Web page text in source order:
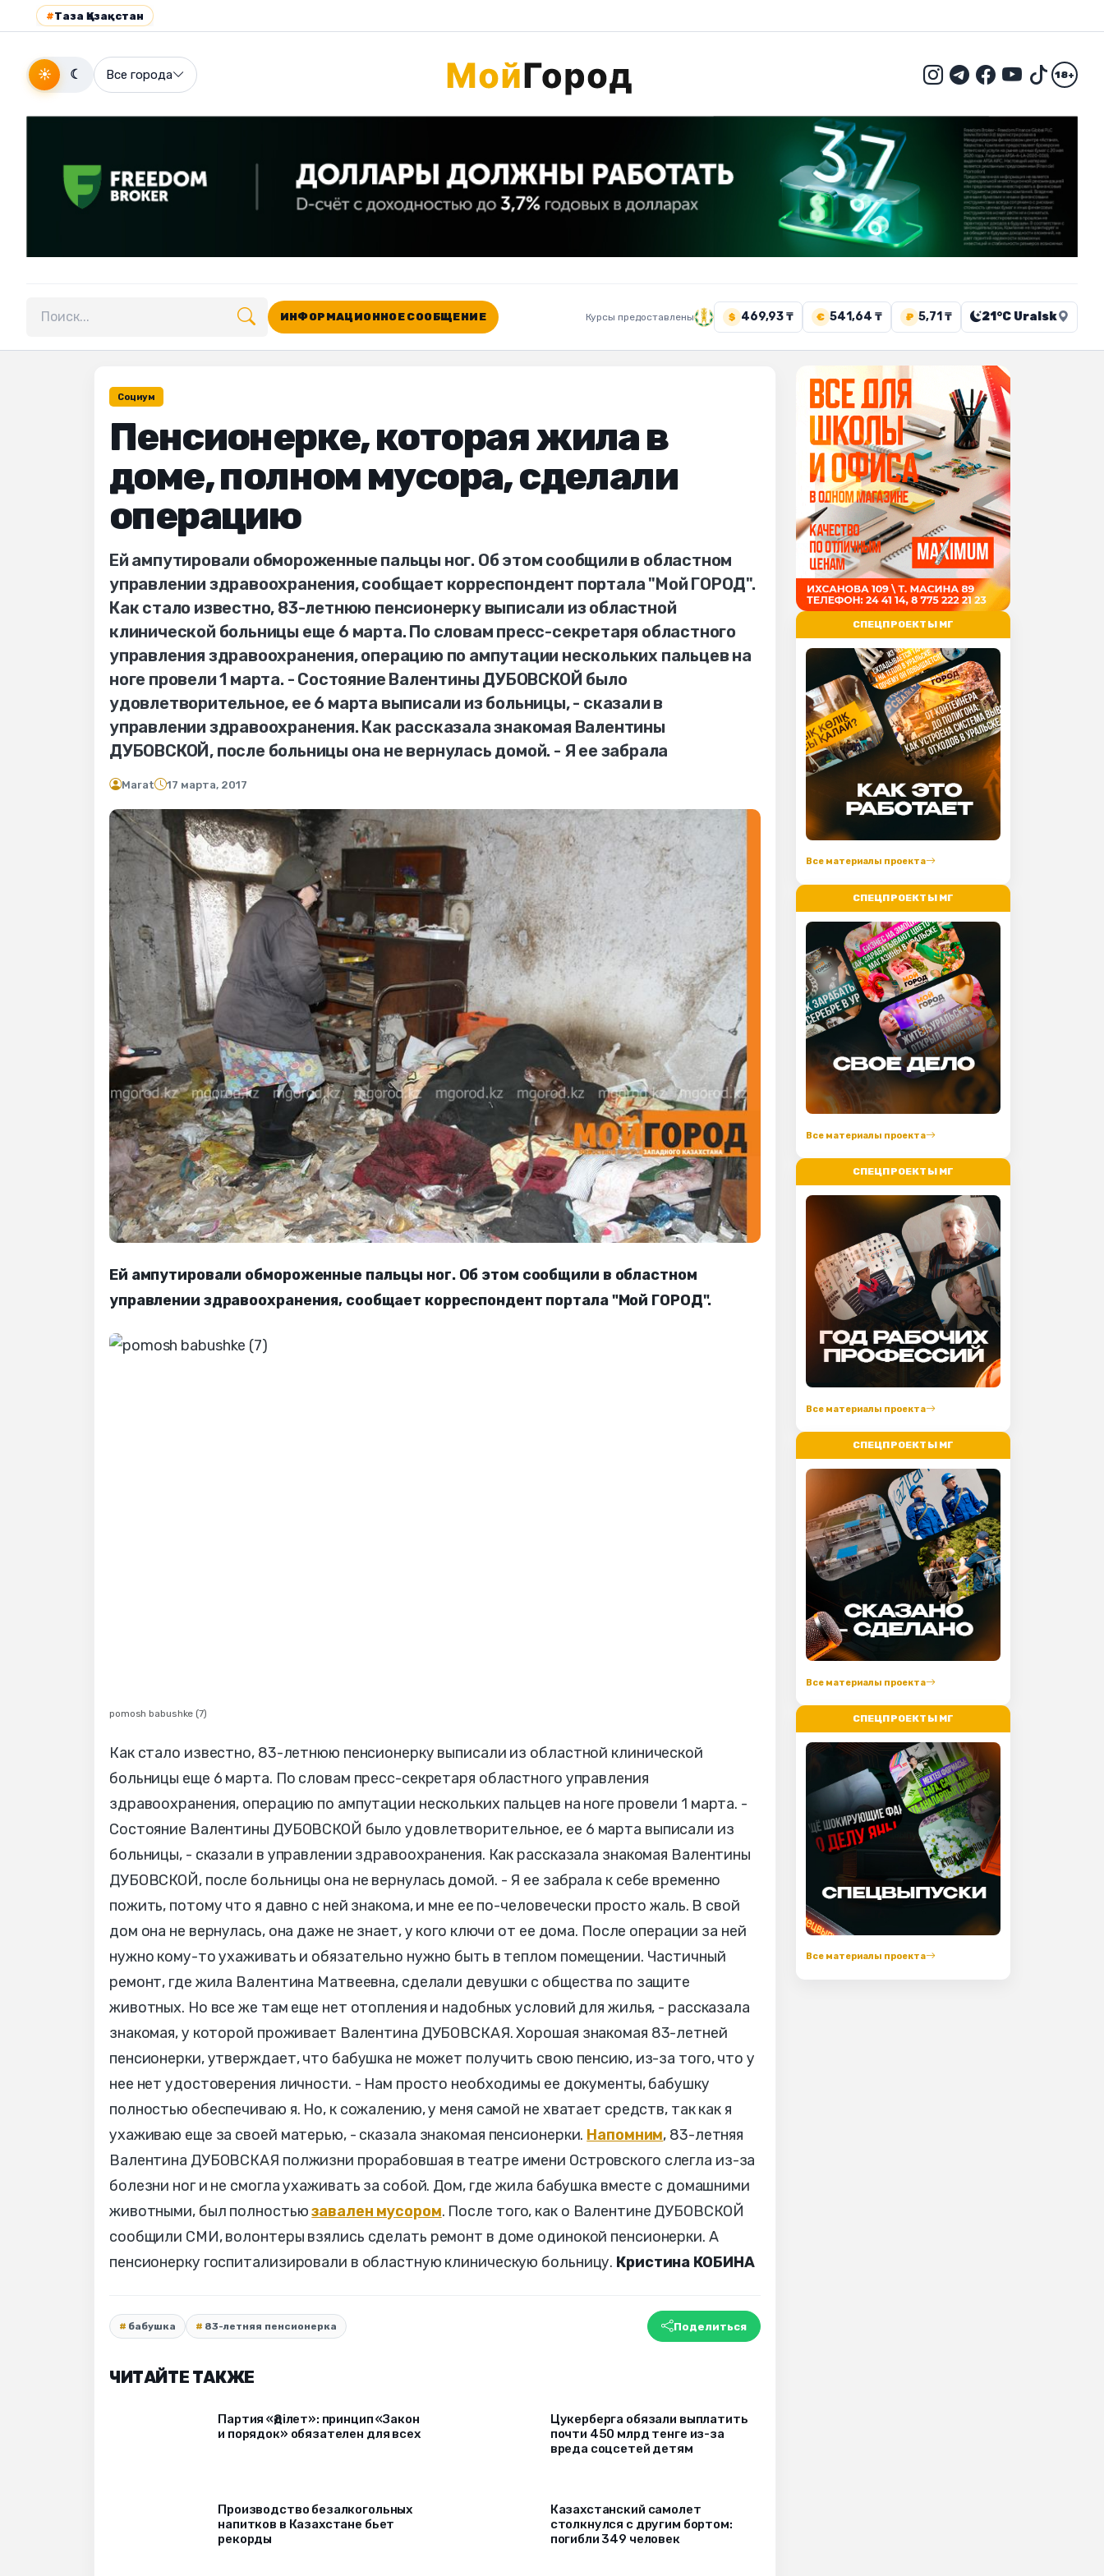
#Таза Қазақстан
☀ ☾ Все города 18+
Поиск по сайту
ИНФОРМАЦИОННОЕ СООБЩЕНИЕ Курсы предоставлены $ 469,93 ₸ € 541,64 ₸ ₽ 5,71 ₸ 21°C Uralsk
Социум
Пенсионерке, которая жила в
доме, полном мусора, сделали
операцию
Ей ампутировали обмороженные пальцы ног. Об этом сообщили в областном
управлении здравоохранения, сообщает корреспондент портала "Мой ГОРОД".
Как стало известно, 83-летнюю пенсионерку выписали из областной
клинической больницы еще 6 марта. По словам пресс-секретаря областного
управления здравоохранения, операцию по ампутации нескольких пальцев на
ноге провели 1 марта. - Состояние Валентины ДУБОВСКОЙ было
удовлетворительное, ее 6 марта выписали из больницы, - сказали в
управлении здравоохранения. Как рассказала знакомая Валентины
ДУБОВСКОЙ, после больницы она не вернулась домой. - Я ее забрала
Marat 17 марта, 2017
Ей ампутировали обмороженные пальцы ног. Об этом сообщили в областном
управлении здравоохранения, сообщает корреспондент портала "Мой ГОРОД".
pomosh babushke (7)
Как стало известно, 83-летнюю пенсионерку выписали из областной клинической
больницы еще 6 марта. По словам пресс-секретаря областного управления
здравоохранения, операцию по ампутации нескольких пальцев на ноге провели 1 марта. -
Состояние Валентины ДУБОВСКОЙ было удовлетворительное, ее 6 марта выписали из
больницы, - сказали в управлении здравоохранения. Как рассказала знакомая Валентины
ДУБОВСКОЙ, после больницы она не вернулась домой. - Я ее забрала к себе временно
пожить, потому что я давно с ней знакома, и мне ее по-человечески просто жаль. В свой
дом она не вернулась, она даже не знает, у кого ключи от ее дома. После операции за ней
нужно кому-то ухаживать и обязательно нужно быть в теплом помещении. Частичный
ремонт, где жила Валентина Матвеевна, сделали девушки с общества по защите
животных. Но все же там еще нет отопления и надобных условий для жилья, - рассказала
знакомая, у которой проживает Валентина ДУБОВСКАЯ. Хорошая знакомая 83-летней
пенсионерки, утверждает, что бабушка не может получить свою пенсию, из-за того, что у
нее нет удостоверения личности. - Нам просто необходимы ее документы, бабушку
полностью обеспечиваю я. Но, к сожалению, у меня самой не хватает средств, так как я
ухаживаю еще за своей матерью, - сказала знакомая пенсионерки. Напомним, 83-летняя
Валентина ДУБОВСКАЯ полжизни прорабовшая в театре имени Островского слегла из-за
болезни ног и не смогла ухаживать за собой. Дом, где жила бабушка вместе с домашними
животными, был полностьюзавален мусором. После того, как о Валентине ДУБОВСКОЙ
сообщили СМИ, волонтеры взялись сделать ремонт в доме одинокой пенсионерки. А
пенсионерку госпитализировали в областную клиническую больницу. Кристина КОБИНА
бабушка 83-летняя пенсионерка Поделиться
ЧИТАЙТЕ ТАКЖЕ
Партия «Әділет»: принцип «Закон
и порядок» обязателен для всех
Цукерберга обязали выплатить
почти 450 млрд тенге из-за
вреда соцсетей детям
Производство безалкогольных
напитков в Казахстане бьет
рекорды
Казахстанский самолет
столкнулся с другим бортом:
погибли 349 человек
СПЕЦПРОЕКТЫ МГ
Все материалы проекта
СПЕЦПРОЕКТЫ МГ
Все материалы проекта
СПЕЦПРОЕКТЫ МГ
Все материалы проекта
СПЕЦПРОЕКТЫ МГ
Все материалы проекта
СПЕЦПРОЕКТЫ МГ
Все материалы проекта